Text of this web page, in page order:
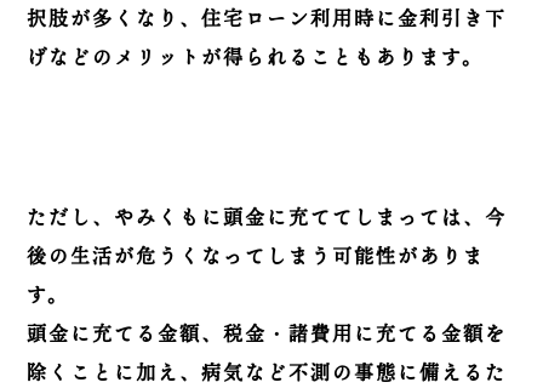
択肢が多くなり、住宅ローン利用時に金利引き下
げなどのメリットが得られることもあります。
ただし、やみくもに頭金に充ててしまっては、今
後の生活が危うくなってしまう可能性がありま
す。
頭金に充てる金額、税金・諸費用に充てる金額を
除くことに加え、病気など不測の事態に備えるた